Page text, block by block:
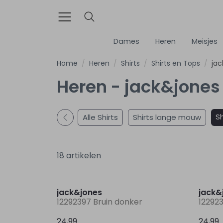
Dames Heren Meisjes
Home Heren Shirts Shirts en Tops
Heren -
Alle Shirts Shirts lange mouw
18 artikelen
jack&jones
12292397 Bruin donker